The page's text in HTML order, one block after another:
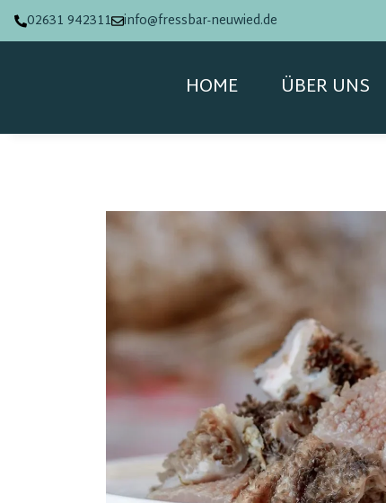
02631 942311 info@fressbar-neuwied.de
HOME ÜBER UNS